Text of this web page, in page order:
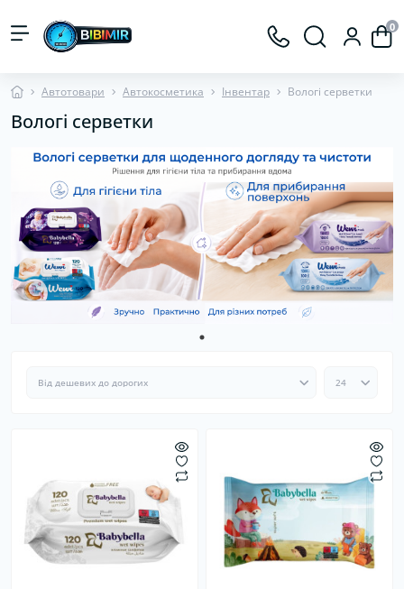
0
Автотовари Автокосметика Інвентар Вологі серветки
Вологі серветки